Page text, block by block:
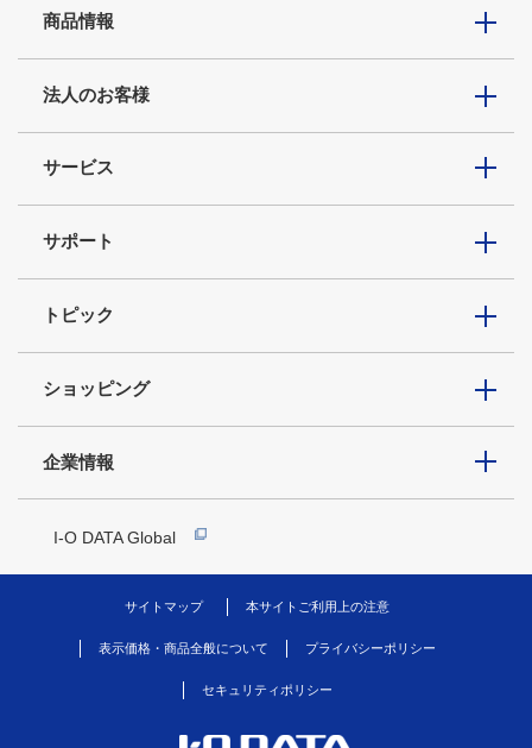
商品情報
法人のお客様
サービス
サポート
トピック
ショッピング
企業情報
I-O DATA Global
サイトマップ 本サイトご利用上の注意
表示価格・商品全般について プライバシーポリシー
セキュリティポリシー